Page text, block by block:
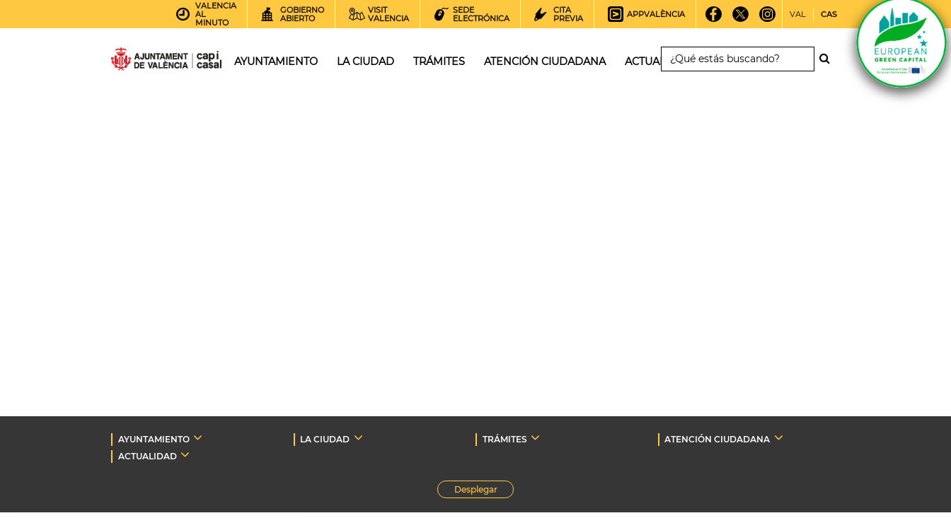
VALENCIA
AL
MINUTO
GOBIERNO
ABIERTO
VISIT
VALENCIA
SEDE
ELECTRÓNICA
CITA
PREVIA
APPVALÈNCIA VAL CAS
AYUNTAMIENTO LA CIUDAD TRÁMITES ATENCIÓN CIUDADANA ACTUALIDAD
AYUNTAMIENTO LA CIUDAD TRÁMITES
ATENCIÓN CIUDADANA
ACTUALIDAD
Desplegar